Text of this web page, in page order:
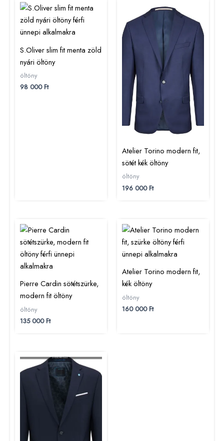
S.Oliver slim fit menta zöld
nyári öltöny
öltöny
98 000Ft
Atelier Torino modern fit,
sötét kék öltöny
öltöny
196 000Ft
Pierre Cardin sötétszürke,
modern fit öltöny
öltöny
135 000Ft
Atelier Torino modern fit,
kék öltöny
öltöny
160 000Ft